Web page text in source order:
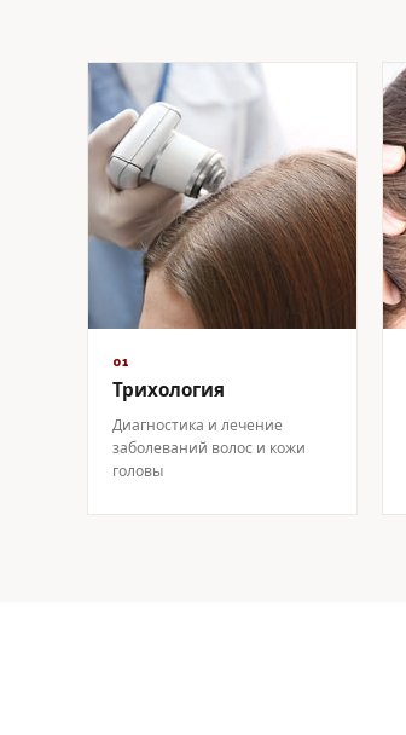
01
Трихология
Диагностика и лечение
заболеваний волос и кожи
головы